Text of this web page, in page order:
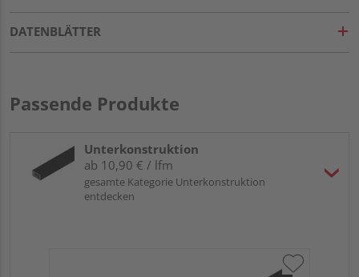
DATENBLÄTTER
Passende Produkte
Unterkonstruktion
ab 10,90 € / lfm
gesamte Kategorie Unterkonstruktion
entdecken